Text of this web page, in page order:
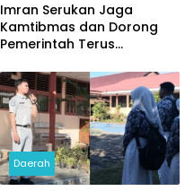
Imran Serukan Jaga
Kamtibmas dan Dorong
Pemerintah Terus
Daerah